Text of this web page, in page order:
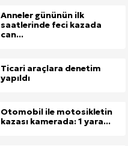
Anneler gününün ilk
saatlerinde feci kazada
can...
Ticari araçlara denetim
yapıldı
Otomobil ile motosikletin
kazası kamerada: 1 yara...